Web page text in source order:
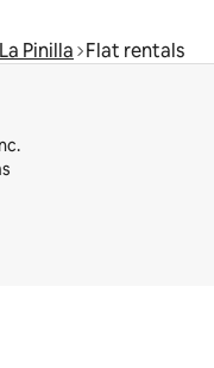
La Pinilla Flat rentals